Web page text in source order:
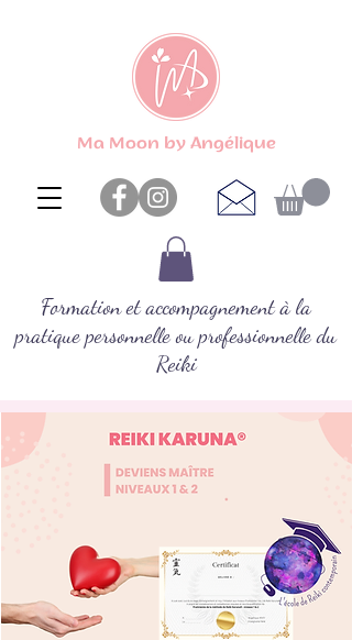
Ma Moon by Angélique
Formation et accompagnement à la
pratique personnelle ou professionnelle du
Reiki